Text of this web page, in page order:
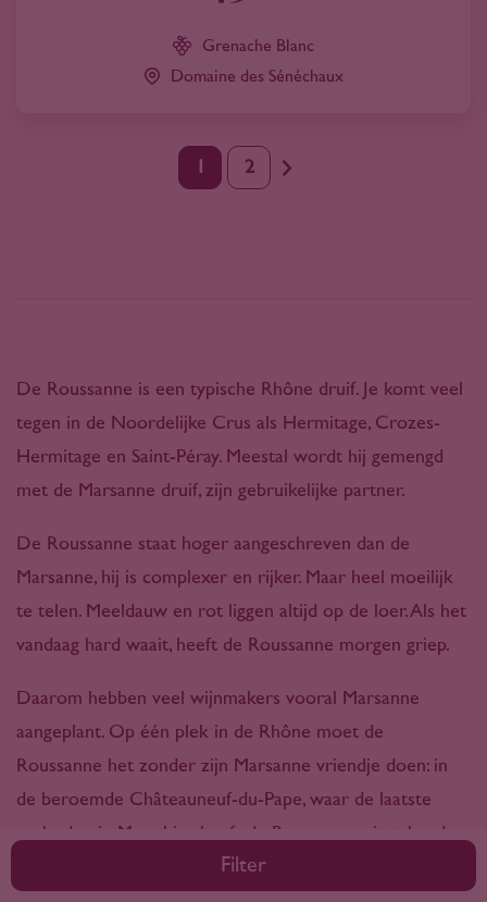
Grenache Blanc
Domaine des Sénéchaux
2
Filter
De Roussanne is een typische Rhône druif. Je komt veel
tegen in de Noordelijke Crus als Hermitage, Crozes-
Hermitage en Saint-Péray. Meestal wordt hij gemengd
met de Marsanne druif, zijn gebruikelijke partner.
De Roussanne staat hoger aangeschreven dan de
Marsanne, hij is complexer en rijker. Maar heel moeilijk
te telen. Meeldauw en rot liggen altijd op de loer. Als het
vandaag hard waait, heeft de Roussanne morgen griep.
Daarom hebben veel wijnmakers vooral Marsanne
aangeplant. Op één plek in de Rhône moet de
Roussanne het zonder zijn Marsanne vriendje doen: in
de beroemde Châteauneuf-du-Pape, waar de laatste
verboden is. Maar hier heeft de Roussanne uitstekend
gezelschap van onder andere de Grenache Blanc,